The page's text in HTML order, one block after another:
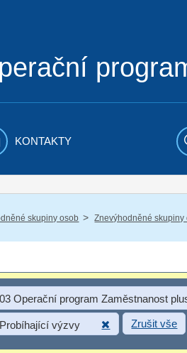
KONTAKTY
skupiny osob / Znevýhodněné skupiny
03 Operační program Zaměstnanost
Probíhající výzvy Zrušit vše